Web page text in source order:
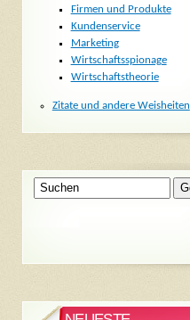
Firmen und Produkte
Kundenservice
Marketing
Wirtschaftsspionage
Wirtschaftstheorie
Zitate und andere Weisheiten